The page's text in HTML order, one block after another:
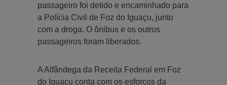
passageiro foi detido e encaminhado para
a Polícia Civil de Foz do Iguaçu, junto
com a droga. O ônibus e os outros
passageiros foram liberados.
A Alfândega da Receita Federal em Foz
do Iguaçu conta com os esforços da